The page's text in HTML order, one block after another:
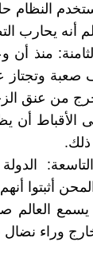
النظام
أنه يحارب
منذ
وتجتاز
من عنق
الأقباط أن
التاسعة:
أثبتوا
يسمع العالم
وراء